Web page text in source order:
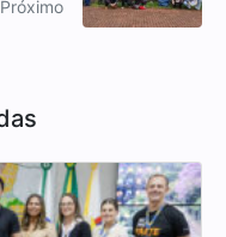
Próximo